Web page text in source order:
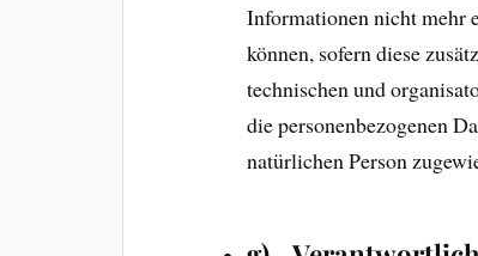
Informationen nicht mehr
können, sofern diese
technischen und
die personenbezogenen
natürlichen Person